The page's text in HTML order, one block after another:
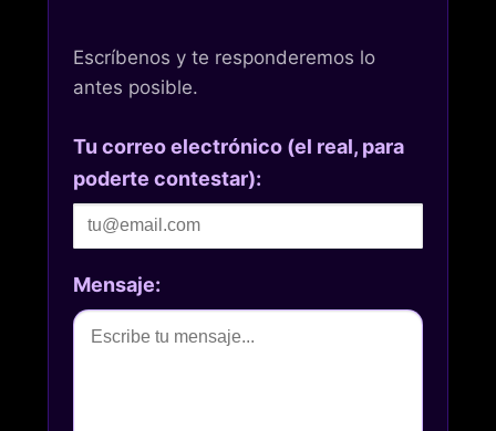
Escríbenos y te responderemos lo
antes posible.
Tu correo electrónico (el real, para
poderte contestar):
Mensaje: